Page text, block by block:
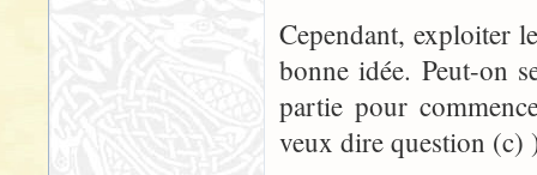
Cependant, exploiter
bonne idée. Peut-on
partie pour
veux dire question (c)